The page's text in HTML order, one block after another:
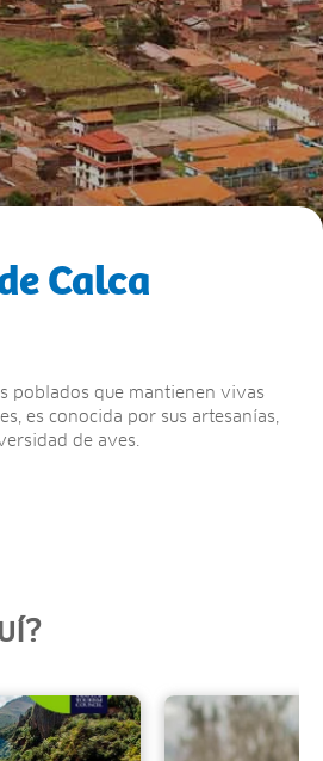
Calca
poblados que mantienen vivas
es conocida por sus artesanías,
de aves.